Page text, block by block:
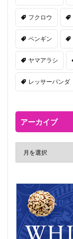
フクロウ
ペンギン
ヤマアラシ
レッサーパンダ
アーカイブ